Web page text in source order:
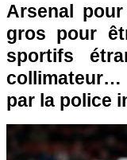
Arsenal
gros pour
sportifs
collimateur…
par la police